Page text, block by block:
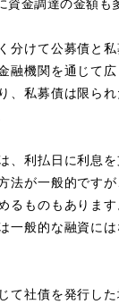
分けて公募債と
融機関を通じて
、私募債は限ら
、利払日に利息
法が一般的です
るものもありま
一般的な融資に
て社債を発行し